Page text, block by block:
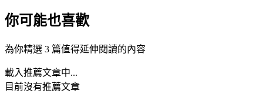
你可能也喜歡
為你精選 3 篇值得延伸閱讀的內容
載入推薦文章中...
目前沒有推薦文章